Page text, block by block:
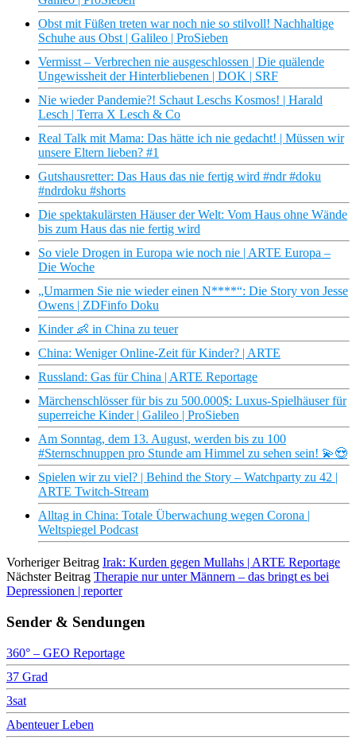
Obst mit Füßen treten war noch nie so stilvoll! Nachhaltige
Schuhe aus Obst | Galileo | ProSieben
Vermisst – Verbrechen nie ausgeschlossen | Die quälende
Ungewissheit der Hinterbliebenen | DOK | SRF
Nie wieder Pandemie?! Schaut Leschs Kosmos! | Harald
Lesch | Terra X Lesch & Co
Real Talk mit Mama: Das hätte ich nie gedacht! | Müssen wir
unsere Eltern lieben? #1
Gutshausretter: Das Haus das nie fertig wird #ndr #doku
#ndrdoku #shorts
Die spektakulärsten Häuser der Welt: Vom Haus ohne Wände
bis zum Haus das nie fertig wird
So viele Drogen in Europa wie noch nie | ARTE Europa –
Die Woche
„Umarmen Sie nie wieder einen N****“: Die Story von Jesse
Owens | ZDFinfo Doku
Kinder 👶 in China zu teuer
China: Weniger Online-Zeit für Kinder? | ARTE
Russland: Gas für China | ARTE Reportage
Märchenschlösser für bis zu 500.000$: Luxus-Spielhäuser für
superreiche Kinder | Galileo | ProSieben
Am Sonntag, dem 13. August, werden bis zu 100
#Sternschnuppen pro Stunde am Himmel zu sehen sein! 💫😍
Spielen wir zu viel? | Behind the Story – Watchparty zu 42 |
ARTE Twitch-Stream
Alltag in China: Totale Überwachung wegen Corona |
Weltspiegel Podcast
Vorheriger Beitrag Irak: Kurden gegen Mullahs | ARTE Reportage
Nächster Beitrag Therapie nur unter Männern – das bringt es bei
Depressionen | reporter
Sender & Sendungen
360° – GEO Reportage
37 Grad
3sat
Abenteuer Leben